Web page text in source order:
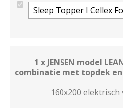
1 x JENSEN model
combinatie met topdek
160x200